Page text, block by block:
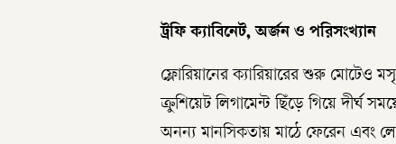
ট্রফি ক্যাবিনেট, অর্জন ও পরিসংখ্যান
ফ্লোরিয়ানের ক্যারিয়ারের শুরু মোটেও
ক্রুশিয়েট লিগামেন্ট ছিঁড়ে গিয়ে দীর্ঘ
অনন্য মানসিকতায় মাঠে ফেরেন এবং